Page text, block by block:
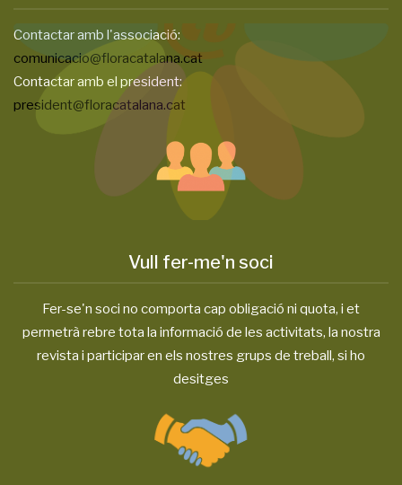
Contactar amb l'associació:
comunicacio@floracatalana.cat
Contactar amb el president:
president@floracatalana.cat
Vull fer-me'n soci
Fer-se'n soci no comporta cap obligació ni quota, i et
permetrà rebre tota la informació de les activitats, la nostra
revista i participar en els nostres grups de treball, si ho
desitges